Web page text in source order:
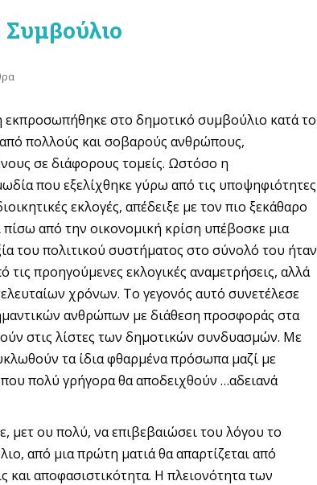
εκπροσωπήθηκε στο δημοτικό συμβούλιο κατά το
πολλούς και σοβαρούς ανθρώπους,
σε διάφορους τομείς. Ωστόσο η
που εξελίχθηκε γύρω από τις υποψηφιότητες
εκλογές, απέδειξε με τον πιο ξεκάθαρο
πίσω από την οικονομική κρίση υπέβοσκε μια
του πολιτικού συστήματος στο σύνολό του ήταν
τις προηγούμενες εκλογικές αναμετρήσεις, αλλά
χρόνων. Το γεγονός αυτό συνετέλεσε
ανθρώπων με διάθεση προσφοράς στα
στις λίστες των δημοτικών συνδυασμών. Με
τα ίδια φθαρμένα πρόσωπα μαζί με
πολύ γρήγορα θα αποδειχθούν …αδειανά
μετ ου πολύ, να επιβεβαιώσει του λόγου το
από μια πρώτη ματιά θα απαρτίζεται από
αποφασιστικότητα. Η πλειονότητα των